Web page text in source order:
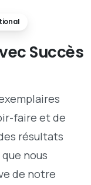
Succès
faire et de
résultats
nous
de notre